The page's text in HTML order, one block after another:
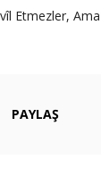
Etmezler,
PAYLAŞ